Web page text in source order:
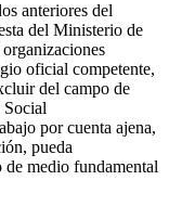
anteriores del
del Ministerio de
oficial competente,
del campo de
Social
por cuenta ajena,
pueda
medio fundamental